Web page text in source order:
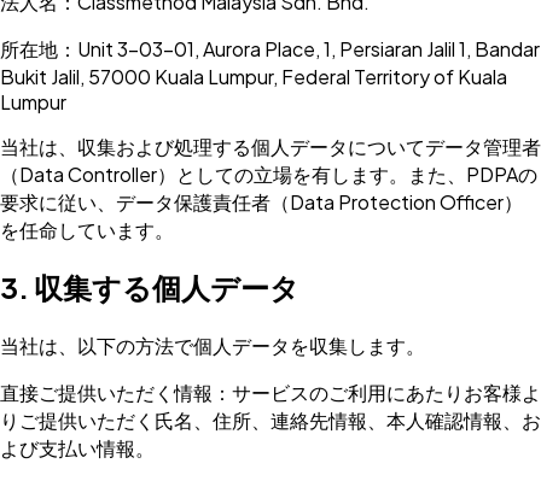
所在地：Unit 3-03-01, Aurora Place, 1, Persiaran Jalil 1, Bandar
Bukit Jalil, 57000 Kuala Lumpur, Federal Territory of Kuala
Lumpur
当社は、収集および処理する個人データについてデータ管理者
（Data Controller）としての立場を有します。また、PDPAの
要求に従い、データ保護責任者（Data Protection Officer）
を任命しています。
3. 収集する個人データ
当社は、以下の方法で個人データを収集します。
直接ご提供いただく情報：サービスのご利用にあたりお客様よ
りご提供いただく氏名、住所、連絡先情報、本人確認情報、お
よび支払い情報。